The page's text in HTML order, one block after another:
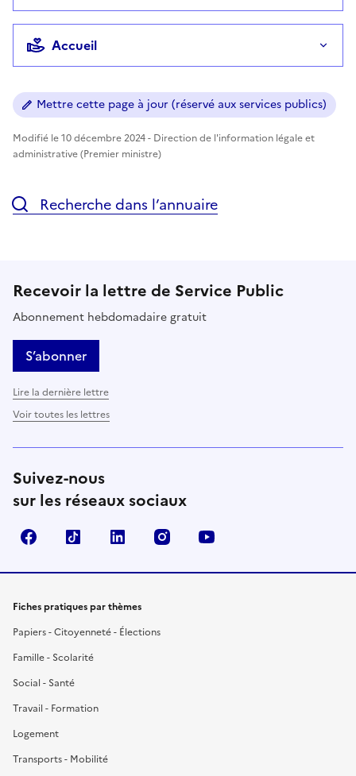
Accueil
Mettre cette page à jour (réservé aux services publics)
Modifié le 10 décembre 2024 - Direction de l'information légale et
administrative (Premier ministre)
Recherche dans l’annuaire
Recevoir la lettre de Service Public
Abonnement hebdomadaire gratuit
S’abonner
Lire la dernière lettre
Voir toutes les lettres
Suivez-nous
sur les réseaux sociaux
FacebookTikTok LinkedIn Instagram
Fiches pratiques par thèmes
Papiers - Citoyenneté - Élections
Famille - Scolarité
Social - Santé
Travail - Formation
Logement
Transports - Mobilité